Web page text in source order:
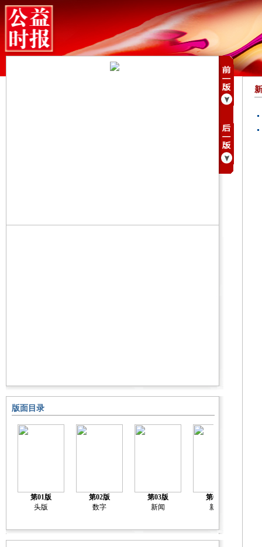
版面目录
第01版
头版
第02版
数字
第03版
新闻
第04版
新闻